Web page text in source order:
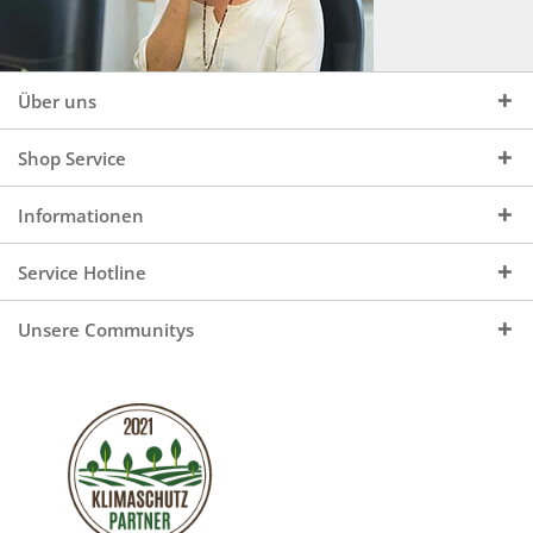
Über uns
Shop Service
Informationen
Service Hotline
Unsere Communitys